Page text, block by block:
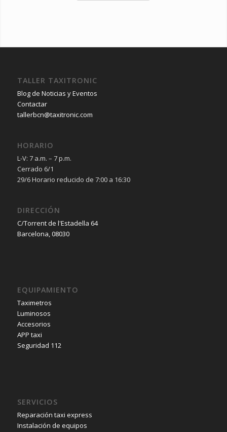
TALLER TAXITRONIC
Blog de Noticias y Eventos
Contactar
tallerbcn@taxitronic.com
HORARIO
L-V: 7 a.m. – 7 p.m.
Cerrado 6/1
29/6 Horario reducido de 7:00 a 16:30
DIRECCIÓN
C/Torrent de l'Estadella 64
Barcelona, 08030
EQUIPAMIENTO
Taximetros
Luminosos
Accesorios
APP taxi
Seguridad 112
SERVICIOS
Reparación taxi express
Instalación de equipos